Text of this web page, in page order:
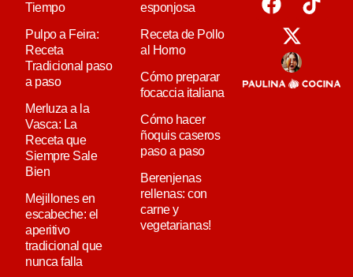
Tiempo
Pulpo a Feira:
Receta
Tradicional paso
a paso
Merluza a la
Vasca: La
Receta que
Siempre Sale
Bien
Mejillones en
escabeche: el
aperitivo
tradicional que
nunca falla
esponjosa
Receta de Pollo
al Horno
Cómo preparar
focaccia italiana
Cómo hacer
ñoquis caseros
paso a paso
Berenjenas
rellenas: con
carne y
vegetarianas!